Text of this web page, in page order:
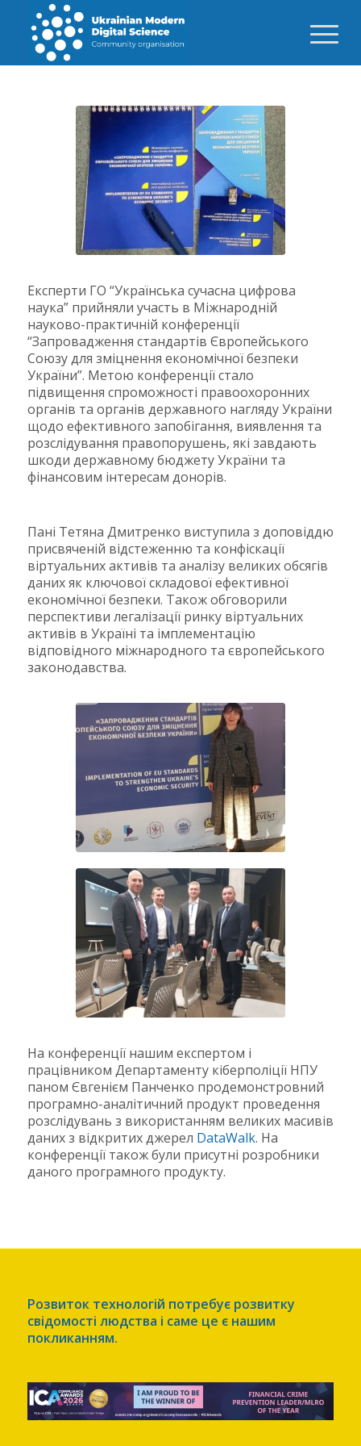
Експерти ГО “Українська сучасна цифрова
наука” прийняли участь в Міжнародній
науково-практичній конференції
“Запровадження стандартів Європейського
Союзу для зміцнення економічної безпеки
України”. Метою конференції стало
підвищення спроможності правоохоронних
органів та органів державного нагляду України
щодо ефективного запобігання, виявлення та
розслідування правопорушень, які завдають
шкоди державному бюджету України та
фінансовим інтересам донорів.
Пані Тетяна Дмитренко виступила з доповіддю
присвяченій відстеженню та конфіскації
віртуальних активів та аналізу великих обсягів
даних як ключової складової ефективної
економічної безпеки. Також обговорили
перспективи легалізації ринку віртуальних
активів в Україні та імплементацію
відповідного міжнародного та європейського
законодавства.
На конференції нашим експертом і
працівником Департаменту кіберполіції НПУ
паном Євгенієм Панченко продемонстровний
програмно-аналітичний продукт проведення
розслідувань з використанням великих масивів
даних з відкритих джерел DataWalk. На
конференції також були присутні розробники
даного програмного продукту.
Розвиток технологій потребує розвитку
свідомості людства і саме це є нашим
покликанням.